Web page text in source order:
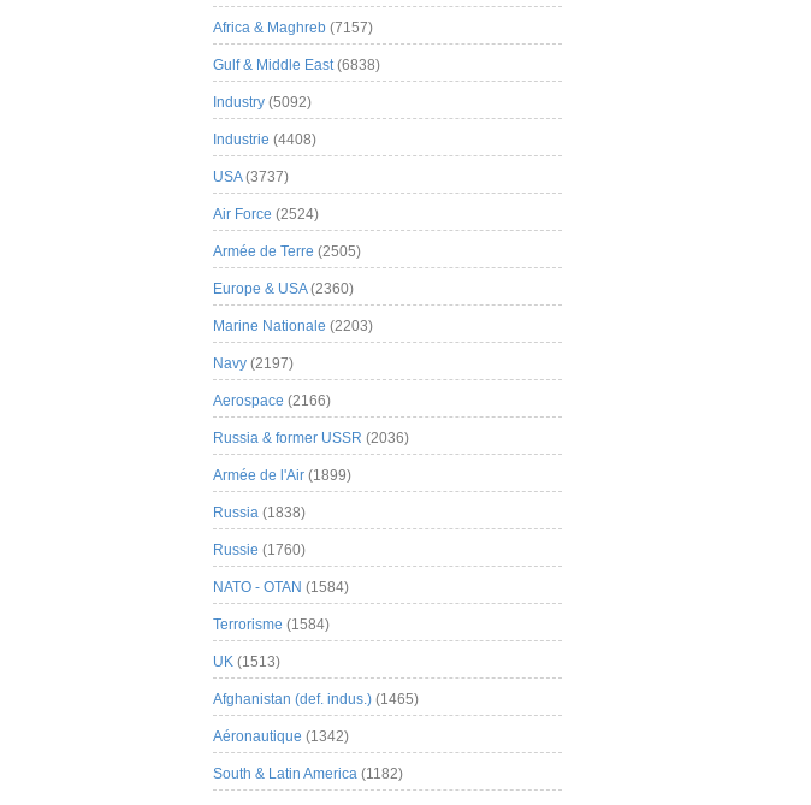
Africa & Maghreb (7157)
Gulf & Middle East(6838)
Industry (5092)
Industrie (4408)
USA(3737)
Air Force (2524)
Armée de Terre (2505)
Europe & USA(2360)
Marine Nationale (2203)
Navy (2197)
Aerospace (2166)
Russia & former USSR (2036)
Armée de l'Air (1899)
Russia (1838)
Russie (1760)
NATO - OTAN (1584)
Terrorisme (1584)
UK (1513)
Afghanistan (def. indus.) (1465)
Aéronautique (1342)
South & Latin America (1182)